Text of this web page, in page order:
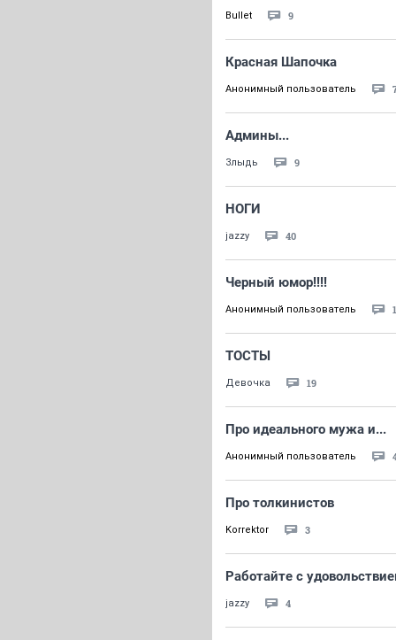
Bullet 9
Красная Шапочка
Анонимный пользователь
Админы...
Злыдь 9
НОГИ
jazzy 40
Черный юмор!!!!
Анонимный пользователь
ТОСТЫ
Девочка 19
Про идеального мужа и...
Анонимный пользователь
Про толкинистов
Korrektor 3
Работайте с
jazzy 4